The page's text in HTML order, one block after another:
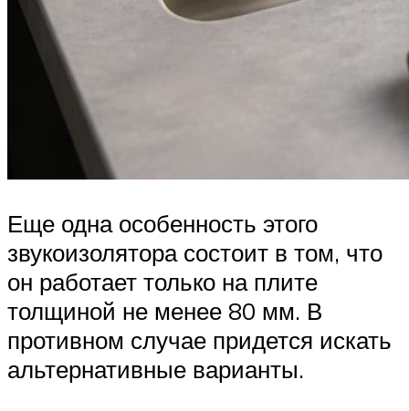
Еще одна особенность этого
звукоизолятора состоит в том, что
он работает только на плите
толщиной не менее 80 мм. В
противном случае придется искать
альтернативные варианты.